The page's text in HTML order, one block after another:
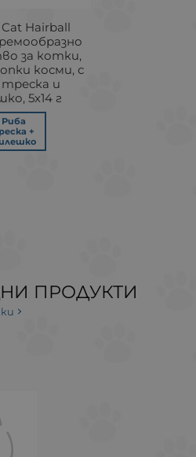
Hairball
за котки,
косми, с
и
5х14 г
Риба
+
ПРОДУКТИ